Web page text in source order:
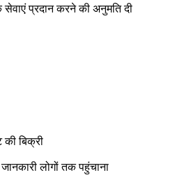
प्रदान करने की अनुमति दी
बिक्री
लोगों तक पहुंचाना